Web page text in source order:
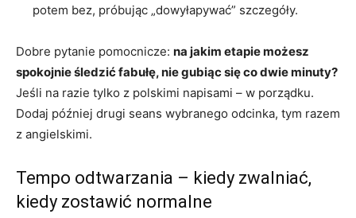
potem bez, próbując „dowyłapywać” szczegóły.
Dobre pytanie pomocnicze: na jakim etapie możesz
spokojnie śledzić fabułę, nie gubiąc się co dwie minuty?
Jeśli na razie tylko z polskimi napisami – w porządku.
Dodaj później drugi seans wybranego odcinka, tym razem
z angielskimi.
Tempo odtwarzania – kiedy zwalniać,
kiedy zostawić normalne